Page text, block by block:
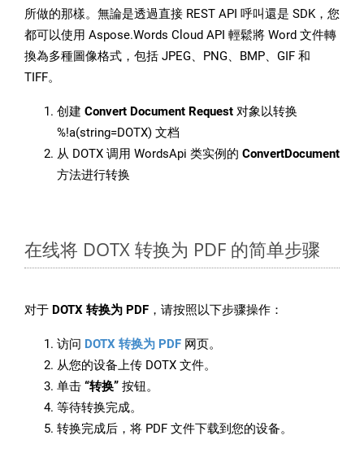
所做的那樣。無論是透過直接 REST API 呼叫還是 SDK，您
都可以使用 Aspose.Words Cloud API 輕鬆將 Word 文件轉
換為多種圖像格式，包括 JPEG、PNG、BMP、GIF 和
TIFF。
创建 Convert Document Request 对象以转换
%!a(string=DOTX) 文档
从 DOTX 调用 WordsApi 类实例的 ConvertDocument
方法进行转换
在线将 DOTX 转换为 PDF 的简单步骤
对于 DOTX 转换为 PDF ，请按照以下步骤操作：
访问 DOTX 转换为 PDF 网页。
从您的设备上传 DOTX 文件。
单击 “转换” 按钮。
等待转换完成。
转换完成后，将 PDF 文件下载到您的设备。